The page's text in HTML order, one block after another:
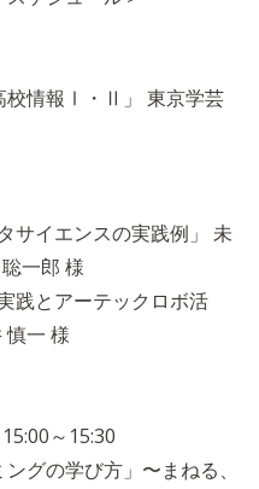
校情報Ⅰ・Ⅱ」 東京学芸
サイエンスの実践例」 未
一郎 様
践とアーテックロボ活
慎一 様
～15:30
グの学び方」〜まねる、